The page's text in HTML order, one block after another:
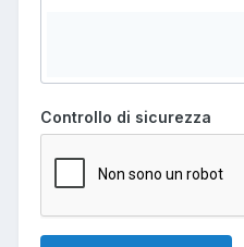
Controllo di sicurezza